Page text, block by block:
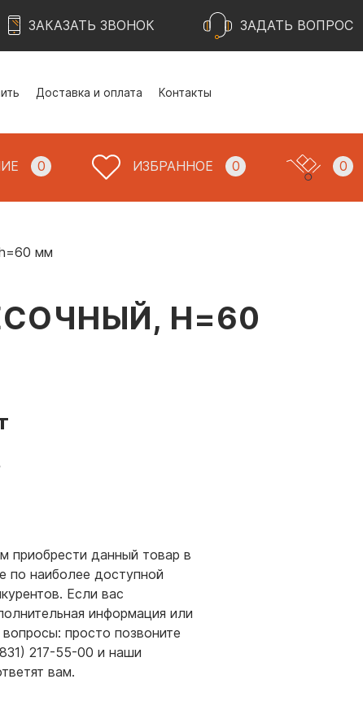
ЗАКАЗАТЬ ЗВОНОК ЗАДАТЬ ВОПРОС
Доставка и оплата Контакты
0 ИЗБРАННОЕ 0 0
мм
H=60
приобрести данный товар в
по наиболее доступной
Если вас
информация или
просто позвоните
217-55-00 и наши
вам.